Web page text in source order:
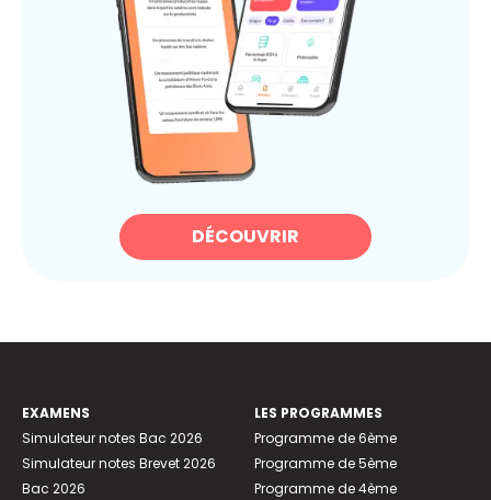
DÉCOUVRIR
EXAMENS
Simulateur notes Bac 2026
Simulateur notes Brevet 2026
Bac 2026
LES PROGRAMMES
Programme de 6ème
Programme de 5ème
Programme de 4ème